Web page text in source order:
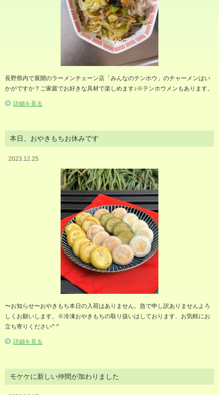
長野県内で展開のラーメンチェーン店「みんなのテンホウ」のチャーメンはい
かがですか？ご家庭でお好きな具材で楽しめます♪※テンホウメンもあります。
詳細を見る
本日、おやきもちお休みです
2023.12.25
〜お知らせ〜おやきもち本日の入荷はありません。急で申し訳ありませんよろ
しくお願いします。※冷凍おやきもちの取り扱いはしております、お気軽にお
立ち寄りください^ ^
詳細を見る
モケケに新しい仲間が加わりました